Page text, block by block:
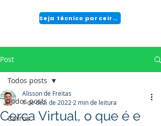
Seja técnico parceiro!
Post
Todos posts
Carros
Todos posts
Cerca Virtual, o que é e
Alisson de Freitas
1 de dez. de 2022 2 min de leitura